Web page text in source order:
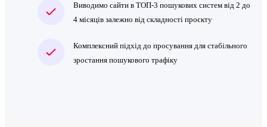
Виводимо сайти в ТОП‑3 пошукових систем від 2 до
4 місяців залежно від складності проєкту
Комплексний підхід до просування для стабільного
зростання пошукового трафіку